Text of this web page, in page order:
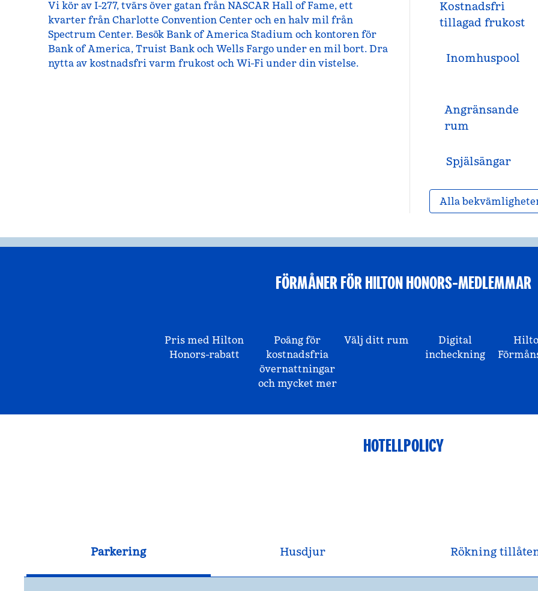
Vi kör av I-277, tvärs över gatan från NASCAR Hall of Fame, ett
kvarter från Charlotte Convention Center och en halv mil från
Spectrum Center. Besök Bank of America Stadium och kontoren för
Bank of America, Truist Bank och Wells Fargo under en mil bort. Dra
nytta av kostnadsfri varm frukost och Wi-Fi under din vistelse.
Kostnadsfri
tillagad frukost
Inomhuspool
Angränsande
rum
Spjälsängar
Alla
FÖRMÅNER FÖR HILTON HONORS-MEDLEMMAR
Pris med Hilton
Honors-rabatt
Poäng för
kostnadsfria
övernattningar
och mycket mer
Välj ditt rum
Digital
incheckning
HOTELLPOLICY
Parkering Husdjur Rökning